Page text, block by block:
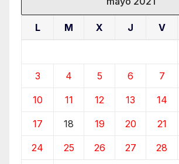
L M X J V
3 4 5 6 7
10 11 12 13 14
17 18 19 20 21
24 25 26 27 28